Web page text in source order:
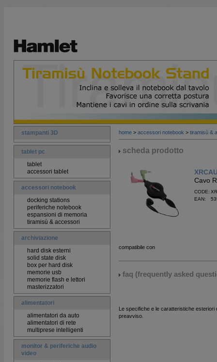
stampanti 3D
tablet pc
tablet
accessori tablet
accessori notebook
docking stations
periferiche notebook
espansioni di memoria
tiramisù & accessori
archiviazione
hard disk esterni
solid state disk
box per hard disk
memorie usb
memorie flash e lettori
masterizzatori
alimentatori
alimentatori da auto
alimentatori di rete
multiprese intelligenti
monitor & periferiche audio
video
home > accessori notebook > tiramisù &
scheda prodotto
Cavo
CODE:
EAN:
compatibile con
faq (frequently asked
Le specifiche e le caratteristiche
preavviso.